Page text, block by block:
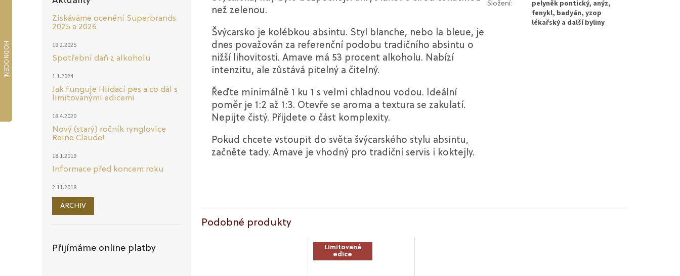
Získáváme ocenění Superbrands
2025 a 2026
19.2.2025
Spotřební daň z alkoholu
1.1.2024
Jak funguje Hlídací pes a co dál s
limitovanými edicemi
18.4.2020
Nový (starý) ročník rynglovice
Reine Claude!
18.1.2019
Informace před koncem roku
2.11.2018
ARCHIV
Přijímáme online platby
než zelenou.
Švýcarsko je kolébkou absintu. Styl blanche, nebo la bleue, je
dnes považován za referenční podobu tradičního absintu o
nižší lihovitosti. Amave má 53 procent alkoholu. Nabízí
intenzitu, ale zůstává pitelný a čitelný.
Řeďte minimálně 1 ku 1 s velmi chladnou vodou. Ideální
poměr je 1:2 až 1:3. Otevře se aroma a textura se zakulatí.
Nepijte čistý. Přijdete o část komplexity.
Pokud chcete vstoupit do světa švýcarského stylu absintu,
začněte tady. Amave je vhodný pro tradiční servis i koktejly.
Složení:
pelyněk pontický, anýz,
fenykl, badyán, yzop
lékařský a další byliny
Podobné produkty
Limitovaná
edice